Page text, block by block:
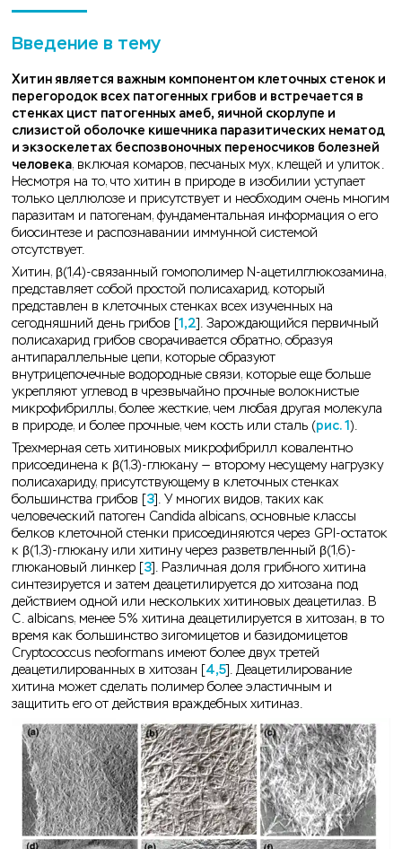
Введение в тему
Хитин является важным компонентом клеточных стенок и
перегородок всех патогенных грибов и встречается в
стенках цист патогенных амеб, яичной скорлупе и
слизистой оболочке кишечника паразитических нематод
и экзоскелетах беспозвоночных переносчиков болезней
человека, включая комаров, песчаных мух, клещей и улиток.
Несмотря на то, что хитин в природе в изобилии уступает
только целлюлозе и присутствует и необходим очень многим
паразитам и патогенам, фундаментальная информация о его
биосинтезе и распознавании иммунной системой
отсутствует.
Хитин, β(1,4)-связанный гомополимер N-ацетилглюкозамина,
представляет собой простой полисахарид, который
представлен в клеточных стенках всех изученных на
сегодняшний день грибов [1,2]. Зарождающийся первичный
полисахарид грибов сворачивается обратно, образуя
антипараллельные цепи, которые образуют
внутрицепочечные водородные связи, которые еще больше
укрепляют углевод в чрезвычайно прочные волокнистые
микрофибриллы, более жесткие, чем любая другая молекула
в природе, и более прочные, чем кость или сталь (рис. 1).
Трехмерная сеть хитиновых микрофибрилл ковалентно
присоединена к β(1,3)-глюкану — второму несущему нагрузку
полисахариду, присутствующему в клеточных стенках
большинства грибов [3]. У многих видов, таких как
человеческий патоген Candida albicans, основные классы
белков клеточной стенки присоединяются через GPI-остаток
к β(1,3)-глюкану или хитину через разветвленный β(1,6)-
глюкановый линкер [3]. Различная доля грибного хитина
синтезируется и затем деацетилируется до хитозана под
действием одной или нескольких хитиновых деацетилаз. В
C. albicans, менее 5% хитина деацетилируется в хитозан, в то
время как большинство зигомицетов и базидомицетов
Cryptococcus neoformans имеют более двух третей
деацетилированных в хитозан [4,5]. Деацетилирование
хитина может сделать полимер более эластичным и
защитить его от действия враждебных хитиназ.